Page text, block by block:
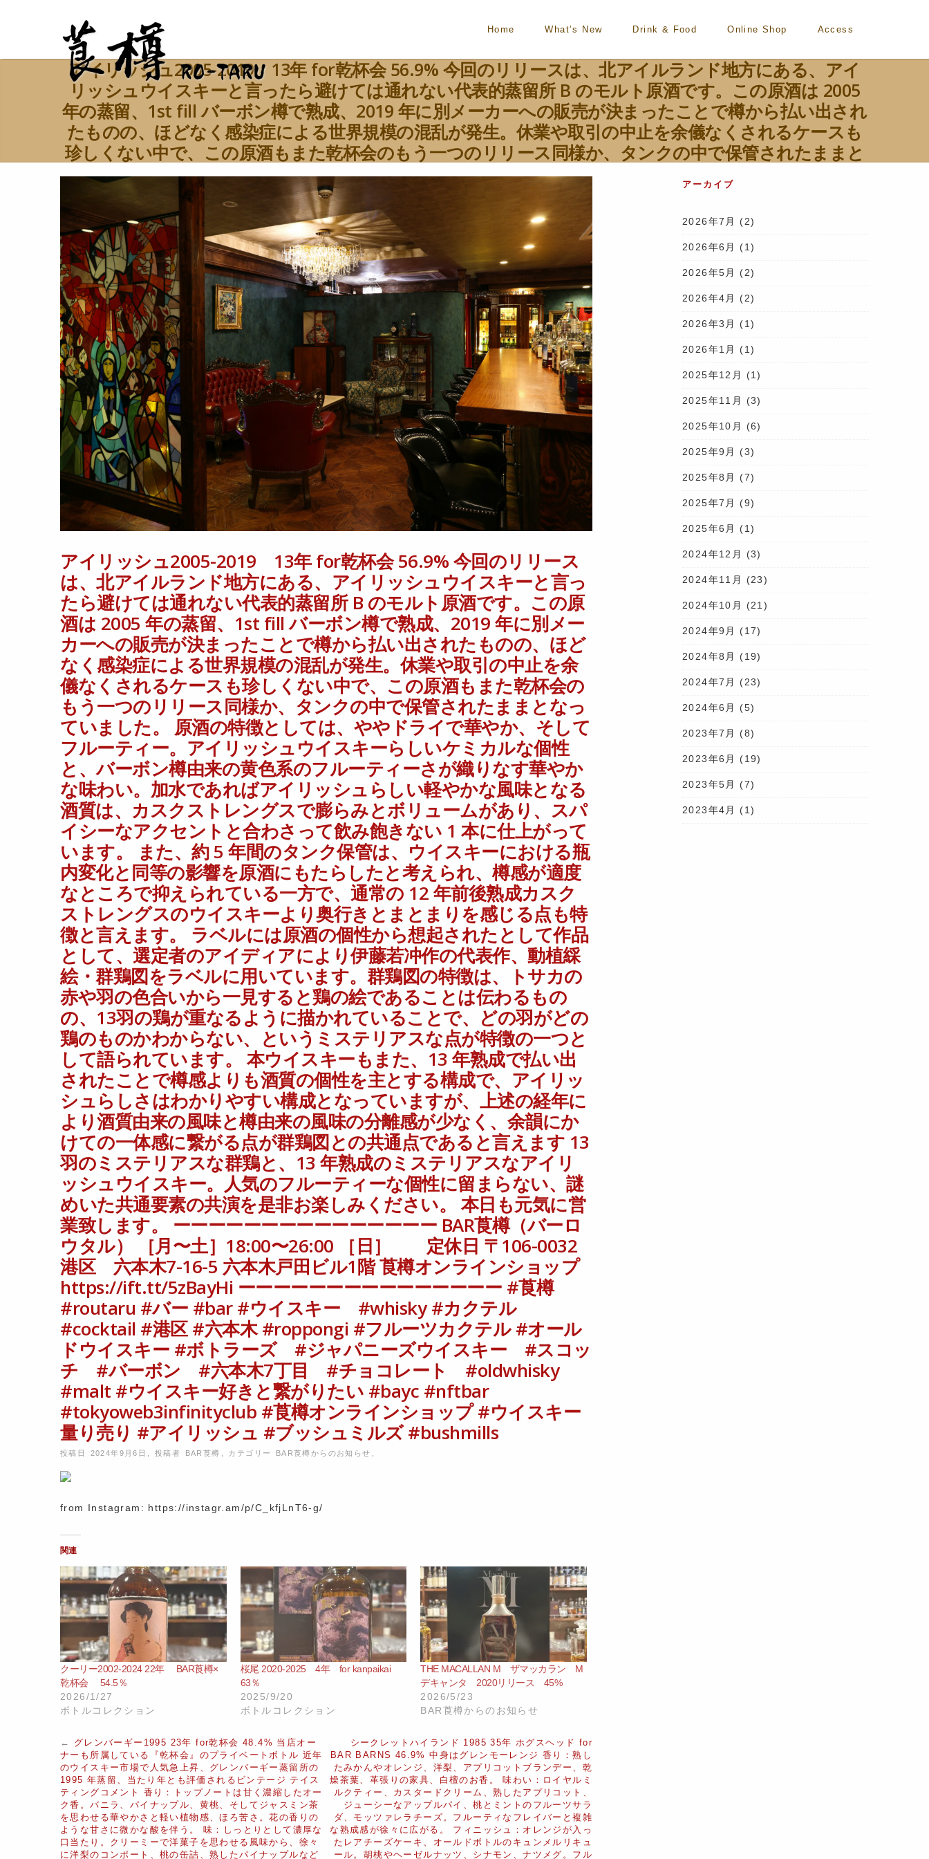
Home What’s New Drink & Food Online Shop Access
アイリッシュ2005-2019 13年 for乾杯会 56.9% 今回のリリースは、北アイルランド地方にある、アイ
リッシュウイスキーと言ったら避けては通れない代表的蒸留所 B のモルト原酒です。この原酒は 2005
年の蒸留、1st fill バーボン樽で熟成、2019 年に別メーカーへの販売が決まったことで樽から払い出され
たものの、ほどなく感染症による世界規模の混乱が発生。休業や取引の中止を余儀なくされるケースも
珍しくない中で、この原酒もまた乾杯会のもう一つのリリース同様か、タンクの中で保管されたままと
なっていました。 原酒の特徴としては、ややドライで華やか、そしてフルーティー。アイリッシュウイ
スキーらしいケミカルな個性と、バーボン樽由来の黄色系のフルーティーさが織りなす華やかな味わ
い。加水であればアイリッシュらしい軽やかな風味となる酒質は、カスクストレングスで膨らみとボリ
ュームがあり、スパイシーなアクセントと合わさって飲み飽きない 1 本に仕上がっています。 また、約
5 年間のタンク保管は、ウイスキーにおける瓶内変化と同等の影響を原酒にもたらしたと考えられ、樽
感が適度なところで抑えられている一方で、通常の 12 年前後熟成カスクストレングスのウイスキーよ
り奥行きとまとまりを感じる点も特徴と言えます。 ラベルには原酒の個性から想起されたとして作品と
して、選定者のアイディアにより伊藤若冲作の代表作、動植綵絵・群鶏図をラベルに用いています。群
鶏図の特徴は、トサカの赤や羽の色合いから一見すると鶏の絵であることは伝わるものの、13羽の鶏が
重なるように描かれていることで、どの羽がどの鶏のものかわからない、というミステリアスな点が特
徴の一つとして語られています。 本ウイスキーもまた、13 年熟成で払い出されたことで樽感よりも酒
質の個性を主とする構成で、アイリッシュらしさはわかりやすい構成となっていますが、上述の経年に
より酒質由来の風味と樽由来の風味の分離感が少なく、余韻にかけての一体感に繋がる点が群鶏図との
共通点であると言えます 13 羽のミステリアスな群鶏と、13 年熟成のミステリアスなアイリッシュウイ
スキー。人気のフルーティーな個性に留まらない、謎めいた共通要素の共演を是非お楽しみください。
本日も元気に営業致します。 ーーーーーーーーーーーーーーー BAR莨樽（バーロウタル） ［月〜土］
18:00〜26:00 ［日］ 定休日 〒106-0032 港区 六本木7-16-5 六本木戸田ビル1階 莨樽オンラインショ
ップ https://ift.tt/5zBayHi ーーーーーーーーーーーーーーー #莨樽 #routaru #バー #bar #ウイスキ
ー #whisky #カクテル #cocktail #港区 #六本木 #roppongi #フルーツカクテル #オールドウイスキー
#ボトラーズ #ジャパニーズウイスキー #スコッチ #バーボン #六本木7丁目 #チョコレート
#oldwhisky #malt #ウイスキー好きと繋がりたい #bayc #nftbar #tokyoweb3infinityclub #莨樽オンラ
インショップ #ウイスキー量り売り #アイリッシュ #ブッシュミルズ #bushmills
Home BAR莨樽からのお知らせ >>
アイリッシュ2005-2019 13年 for乾杯会 56.9% 今回のリリースは、北アイルランド地方にある、アイリッシュウイスキーと言ったら避けては通れな
い代表的蒸留所 B のモルト原酒です。この原酒は 2005 年の蒸留、1st fill バーボン樽で熟成、2019 年に別メーカーへの販売が決まったことで樽から払い出されたものの、ほどなく感染症によ
る世界規模の混乱が発生。休業や取引の中止を余儀なくされるケースも珍しくない中で、この原酒もまた乾杯会のもう一つのリリース同様か、タンクの中で保管されたままとなっていました。
原酒の特徴としては、ややドライで華やか、そしてフルーティー。アイリッシュウイスキーらしいケミカルな個性と、バーボン樽由来の黄色系のフルーティーさが織りなす華やかな味わい。加水
であればアイリッシュらしい軽やかな風味となる酒質は、カスクストレングスで膨らみとボリュームがあり、スパイシーなアクセントと合わさって飲み飽きない 1 本に仕上がっています。 ま
た、約 5 年間のタンク保管は、ウイスキーにおける瓶内変化と同等の影響を原酒にもたらしたと考えられ、樽感が適度なところで抑えられている一方で、通常の 12 年前後熟成カスクストレング
スのウイスキーより奥行きとまとまりを感じる点も特徴と言えます。 ラベルには原酒の個性から想起されたとして作品として、選定者のアイディアにより伊藤若冲作の代表作、動植綵絵・群鶏
図をラベルに用いています。群鶏図の特徴は、トサカの赤や羽の色合いから一見すると鶏の絵であることは伝わるものの、13羽の鶏が重なるように描かれていることで、どの羽がどの鶏のものか
わからない、というミステリアスな点が特徴の一つとして語られています。 本ウイスキーもまた、13 年熟成で払い出されたことで樽感よりも酒質の個性を主とする構成で、アイリッシュらしさ
はわかりやすい構成となっていますが、上述の経年により酒質由来の風味と樽由来の風味の分離感が少なく、余韻にかけての一体感に繋がる点が群鶏図との共通点であると言えます 13 羽のミス
テリアスな群鶏と、13 年熟成のミステリアスなアイリッシュウイスキー。人気のフルーティーな個性に留まらない、謎めいた共通要素の共演を是非お楽しみください。 本日も元気に営業致しま
す。 ーーーーーーーーーーーーーーー BAR莨樽（バーロウタル） ［月〜土］18:00〜26:00 ［日］ 定休日 〒106-0032 港区 六本木7-16-5 六本木戸田ビル1階 莨樽オンラインショップ
https://ift.tt/5zBayHi ーーーーーーーーーーーーーーー #莨樽 #routaru #バー #bar #ウイスキー #whisky #カクテル #cocktail #港区 #六本木 #roppongi #フルーツカクテル #オールドウ
イスキー #ボトラーズ #ジャパニーズウイスキー #スコッチ #バーボン #六本木7丁目 #チョコレート #oldwhisky #malt #ウイスキー好きと繋がりたい #bayc #nftbar
#tokyoweb3infinityclub #莨樽オンラインショップ #ウイスキー量り売り #アイリッシュ #ブッシュミルズ #bushmills
アイリッシュ2005-2019 13年 for乾杯会 56.9% 今回のリリース
は、北アイルランド地方にある、アイリッシュウイスキーと言っ
たら避けては通れない代表的蒸留所 B のモルト原酒です。この原
酒は 2005 年の蒸留、1st fill バーボン樽で熟成、2019 年に別メー
カーへの販売が決まったことで樽から払い出されたものの、ほど
なく感染症による世界規模の混乱が発生。休業や取引の中止を余
儀なくされるケースも珍しくない中で、この原酒もまた乾杯会の
もう一つのリリース同様か、タンクの中で保管されたままとなっ
ていました。 原酒の特徴としては、ややドライで華やか、そして
フルーティー。アイリッシュウイスキーらしいケミカルな個性
と、バーボン樽由来の黄色系のフルーティーさが織りなす華やか
な味わい。加水であればアイリッシュらしい軽やかな風味となる
酒質は、カスクストレングスで膨らみとボリュームがあり、スパ
イシーなアクセントと合わさって飲み飽きない 1 本に仕上がって
います。 また、約 5 年間のタンク保管は、ウイスキーにおける瓶
内変化と同等の影響を原酒にもたらしたと考えられ、樽感が適度
なところで抑えられている一方で、通常の 12 年前後熟成カスク
ストレングスのウイスキーより奥行きとまとまりを感じる点も特
徴と言えます。 ラベルには原酒の個性から想起されたとして作品
として、選定者のアイディアにより伊藤若冲作の代表作、動植綵
絵・群鶏図をラベルに用いています。群鶏図の特徴は、トサカの
赤や羽の色合いから一見すると鶏の絵であることは伝わるもの
の、13羽の鶏が重なるように描かれていることで、どの羽がどの
鶏のものかわからない、というミステリアスな点が特徴の一つと
して語られています。 本ウイスキーもまた、13 年熟成で払い出
されたことで樽感よりも酒質の個性を主とする構成で、アイリッ
シュらしさはわかりやすい構成となっていますが、上述の経年に
より酒質由来の風味と樽由来の風味の分離感が少なく、余韻にか
けての一体感に繋がる点が群鶏図との共通点であると言えます 13
羽のミステリアスな群鶏と、13 年熟成のミステリアスなアイリ
ッシュウイスキー。人気のフルーティーな個性に留まらない、謎
めいた共通要素の共演を是非お楽しみください。 本日も元気に営
業致します。 ーーーーーーーーーーーーーーー BAR莨樽（バーロ
ウタル） ［月〜土］18:00〜26:00 ［日］ 定休日 〒106-0032
港区 六本木7-16-5 六本木戸田ビル1階 莨樽オンラインショップ
https://ift.tt/5zBayHi ーーーーーーーーーーーーーーー #莨樽
#routaru #バー #bar #ウイスキー #whisky #カクテル
#cocktail #港区 #六本木 #roppongi #フルーツカクテル #オール
ドウイスキー #ボトラーズ #ジャパニーズウイスキー #スコッ
チ #バーボン #六本木7丁目 #チョコレート #oldwhisky
#malt #ウイスキー好きと繋がりたい #bayc #nftbar
#tokyoweb3infinityclub #莨樽オンラインショップ #ウイスキー
量り売り #アイリッシュ #ブッシュミルズ #bushmills
投稿日 2024年9月6日 ,投稿者 BAR莨樽 カテゴリー BAR莨樽からのお知らせ
from Instagram: https://instagr.am/p/C_kfjLnT6-g/
関連
クーリー2002‐2024 22年 BAR莨樽×
乾杯会 54.5％
2026/1/27
ボトルコレクション
桜尾 2020-2025 4年 for kanpaikai
63％
2025/9/20
ボトルコレクション
THE MACALLAN M ザマッカラン M
デキャンタ 2020リリース 45%
2026/5/23
BAR莨樽からのお知らせ
← グレンバーギー1995 23年 for乾杯会 48.4% 当店オー
ナーも所属している『乾杯会』のプライベートボトル 近年
のウイスキー市場で人気急上昇、グレンバーギー蒸留所の
1995 年蒸留、当たり年とも評価されるビンテージ テイス
ティングコメント 香り：トップノートは甘く濃縮したオー
ク香。バニラ、パイナップル、黄桃、そしてジャスミン茶
を思わせる華やかさと軽い植物感、ほろ苦さ。花の香りの
ような甘さに微かな酸を伴う。 味：しっとりとして濃厚な
口当たり。クリーミーで洋菓子を思わせる風味から、徐々
に洋梨のコンポート、桃の缶詰、熟したパイナップルなど
シークレットハイランド 1985 35年 ホグスヘッド for
BAR BARNS 46.9% 中身はグレンモーレンジ 香り：熟し
たみかんやオレンジ、洋梨、アプリコットブランデー、乾
燥茶葉、革張りの家具、白檀のお香。 味わい：ロイヤルミ
ルクティー、カスタードクリーム、熟したアプリコット、
ジューシーなアップルパイ、桃とミントのフルーツサラ
ダ、モッツァレラチーズ。フルーティなフレイバーと複雑
な熟成感が徐々に広がる。 フィニッシュ：オレンジが入っ
たレアチーズケーキ、オールドボトルのキュンメルリキュ
ール。胡桃やヘーゼルナッツ、シナモン、ナツメグ。フル
アーカイブ
2026年7月 (2)
2026年6月 (1)
2026年5月 (2)
2026年4月 (2)
2026年3月 (1)
2026年1月 (1)
2025年12月 (1)
2025年11月 (3)
2025年10月 (6)
2025年9月 (3)
2025年8月 (7)
2025年7月 (9)
2025年6月 (1)
2024年12月 (3)
2024年11月 (23)
2024年10月 (21)
2024年9月 (17)
2024年8月 (19)
2024年7月 (23)
2024年6月 (5)
2023年7月 (8)
2023年6月 (19)
2023年5月 (7)
2023年4月 (1)